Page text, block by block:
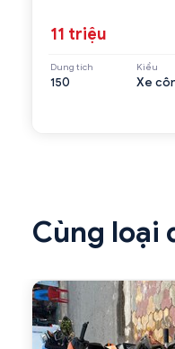
11 triệu
Dung tích
150
Kiểu
Xe
Cùng loại